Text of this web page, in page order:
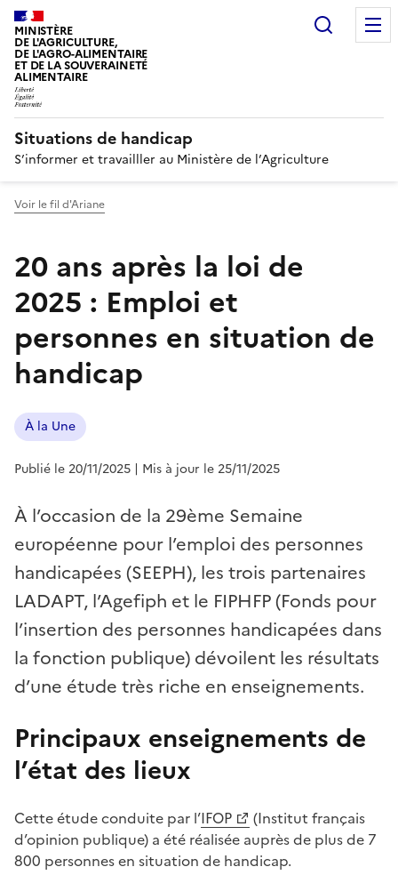
MINISTÈRE
DE L'AGRICULTURE,
DE L'AGRO-ALIMENTAIRE
ET DE LA SOUVERAINETÉ
ALIMENTAIRE
Situations de handicap
S’informer et travailller au Ministère de l’Agriculture
Voir le fil d'Ariane
20 ans après la loi de
2025 : Emploi et
personnes en situation de
handicap
À la Une
Publié le 20/11/2025 | Mis à jour le 25/11/2025
À l’occasion de la 29ème Semaine
européenne pour l’emploi des personnes
handicapées (SEEPH), les trois partenaires
LADAPT, l’Agefiph et le FIPHFP (Fonds pour
l’insertion des personnes handicapées dans
la fonction publique) dévoilent les résultats
d’une étude très riche en enseignements.
Principaux enseignements de
l’état des lieux
Cette étude conduite par l’IFOP
(Institut français
d’opinion publique) a été réalisée auprès de plus de 7
800 personnes en situation de handicap.